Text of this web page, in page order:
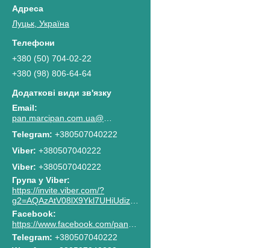
Луцьк, Україна
+380 (50) 704-02-22
+380 (98) 806-64-64
pan.marcipan.com.ua@gmail.com
+380507040222
+380507040222
Viber +380507040222
Група у Viber
https://invite.viber.com/?
g2=AQAzAtV08lX9Ykl7UHiUdiz2lJaGpR6lsG8M4RbzQPAkG0NWtCn7PhJnwk8g8F2c
Facebook
https://www.facebook.com/pan.marcipan2020
Telegram +380507040222